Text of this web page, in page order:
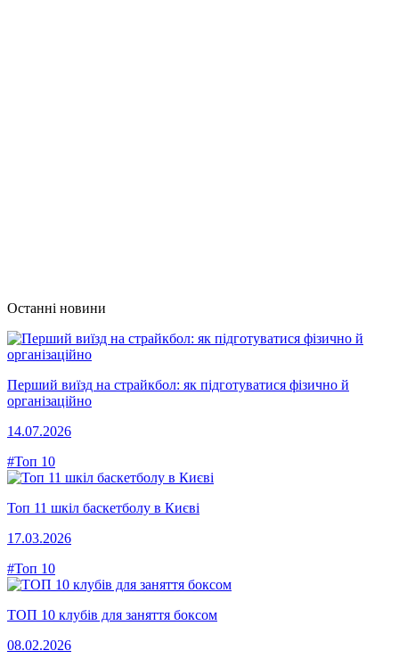
Останні новини
Перший виїзд на страйкбол: як підготуватися фізично й
організаційно
14.07.2026
#Топ 10
Топ 11 шкіл баскетболу в Києві
17.03.2026
#Топ 10
ТОП 10 клубів для заняття боксом
08.02.2026